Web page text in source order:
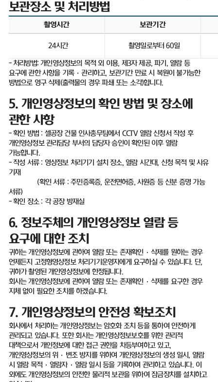
보관장소 및 처리방법
촬영시간 보관기간
24시간 촬영일로부터60일
-처리방법:개인영상정보의 목적 외 이용, 제 3자 제공,파기 , 열람 등
요구에 관한 사항을 기록·관리하고, 보관기간 만료 시 복원이 불가능한
방법으로 영구 삭제 (출력물의 경우 파쇄 또는 소각)합니다.
5. 개인영상정보의 확인 방법 및 장소에
관한 사항
-확인 방법 : 셀공장 건물 인사총무팀에서 CCTV 열람 신청서 작성 후
개인영상정보 관리담당 부서의 담당자 승인이 확인된 이후 열람
가능합니다.
-작성 서류: 영상정보 처리기기 설치 장소, 열람 시간대, 신청 목적 및 사유
기재
(확인 서류 :주민증록증, 운전면허증, 사원증 등 신분 증명 가능
서류)
-확인 장소 : 각 공장 방재실
6. 정보주체의 개인영상정보 열람 등
요구에 대한 조치
귀하는 개인영상정보에 관하여 열람 또는 존재확인 · 삭제를 원하는 경우
언제든지 고정형영상정보 처리기기운영자에게 요구하실 수 있습니다. 단,
귀하가 촬영된 개인영상정보에 한정됩니다.
회사는 개인영상정보에 관하여 열람 또는 존재확인 · 삭제를 요구한 경우
지체 없이 필요한 조치를 하겠습니다.
7. 개인영상정보의 안전성 확보조치
회사에서 처리하는 개인영상정보는 암호화 조치 등을 통하여 안전하게
관리되고 있습니다. 또한 회사는 개인영상정보보호를 위한 관리적
대책으로서 개인정보에 대한 접근 권한을 차등부여하고 있고,
개인영상정보의 위 · 변조 방지를 위하여 개인영상정보의 생성 일시 , 열람
시 열람 목적·열람자·열람 일시 등을 기록하여 관리하고 있습니다. 이
외에도 개인영상정보의 안전한 물리적 보관을 위하여 잠금장치를 설치하고